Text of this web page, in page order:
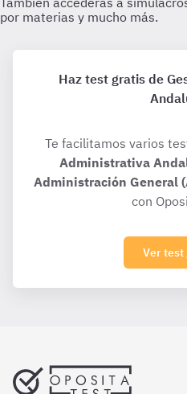
Haz test gratis de
Te facilitamos varios
Administrativa
Administración General
con
Ver